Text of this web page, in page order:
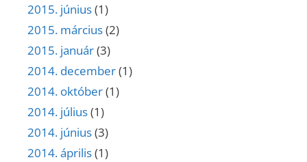
2015. június(1)
2015. március(2)
2015. január(3)
2014. december(1)
2014. október(1)
2014. július(1)
2014. június(3)
2014. április(1)